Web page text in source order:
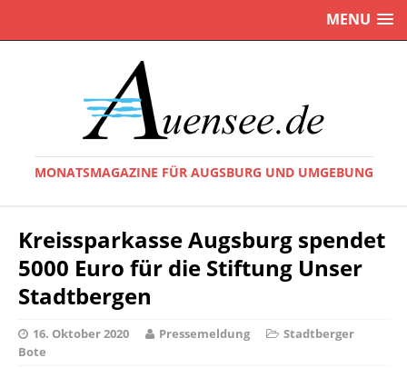
MENU
MONATSMAGAZINE FÜR AUGSBURG UND UMGEBUNG
Kreissparkasse Augsburg spendet
5000 Euro für die Stiftung Unser
Stadtbergen
16. Oktober 2020 Pressemeldung
Stadtberger
Bote